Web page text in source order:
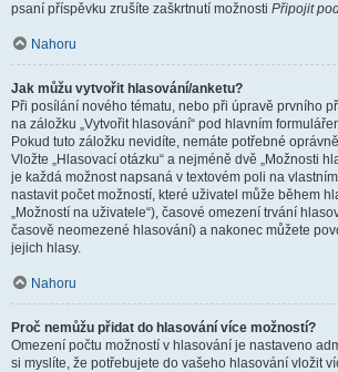
psaní příspěvku zrušíte zaškrtnutí možnosti Připojit
Nahoru
Jak můžu vytvořit hlasování/anketu?
Při posílání nového tématu, nebo při úpravě prvního
na záložku „Vytvořit hlasování“ pod hlavním
Pokud tuto záložku nevidíte, nemáte potřebné
Vložte „Hlasovací otázku“ a nejméně dvě „Možnosti
je každá možnost napsaná v textovém poli na
nastavit počet možností, které uživatel může během
„Možností na uživatele“), časové omezení trvání
časově neomezené hlasování) a nakonec můžete
jejich hlasy.
Nahoru
Proč nemůžu přidat do hlasování více možností?
Omezení počtu možností v hlasování je nastaveno
si myslíte, že potřebujete do vašeho hlasování vložit